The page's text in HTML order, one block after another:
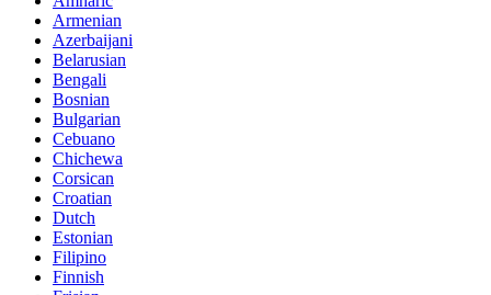
Armenian
Azerbaijani
Belarusian
Bengali
Bosnian
Bulgarian
Cebuano
Chichewa
Corsican
Croatian
Dutch
Estonian
Filipino
Finnish